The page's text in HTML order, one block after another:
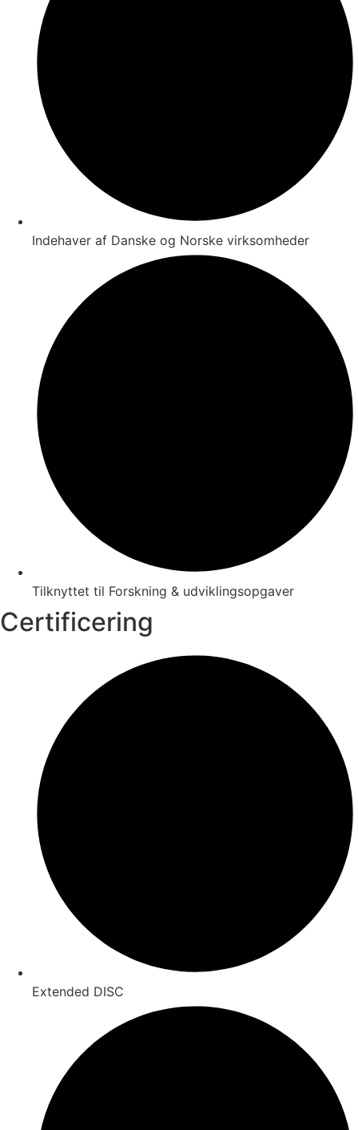
Indehaver af Danske og Norske virksomheder
Tilknyttet til Forskning & udviklingsopgaver
Certificering
Extended DISC